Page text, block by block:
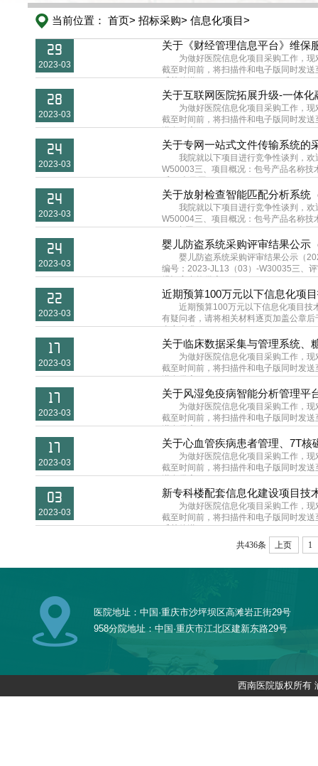
当前位置： 首页> 招标采购> 信息化项目>
29
2023-03
关于《财经管理信息平台》维保
为做好医院信息化项目采购工作，
截至时间前，将扫描件和电子版同时发
斥其他潜...
28
2023-03
关于互联网医院拓展升级-一体
为做好医院信息化项目采购工作，
截至时间前，将扫描件和电子版同时发
潜在供应...
24
2023-03
关于专网一站式文件传输系统的
我院就以下项目进行竞争性谈判，
W50003三、项目概况：包号产品名称
后30个日历...
24
2023-03
关于放射检查智能匹配分析系统
我院就以下项目进行竞争性谈判，
W50004三、项目概况：包号产品名称
110合同...
24
2023-03
婴儿防盗系统采购评审结果公示
婴儿防盗系统采购评审结果公示（
编号：2023-JL13（03）-W30035三、
经评审合格供应...
22
2023-03
近期预算100万元以下信息化项
近期预算100万元以下信息化项目技
有疑问者，请将相关材料逐页加盖公章
当实事求...
17
2023-03
关于临床数据采集与管理系统、
为做好医院信息化项目采购工作，
截至时间前，将扫描件和电子版同时发
潜在供应...
17
2023-03
关于风湿免疫病智能分析管理平
为做好医院信息化项目采购工作，
截至时间前，将扫描件和电子版同时发
潜在供应...
17
2023-03
关于心血管疾病患者管理、7T
为做好医院信息化项目采购工作，
截至时间前，将扫描件和电子版同时发
潜在供应...
03
2023-03
新专科楼配套信息化建设项目技
为做好医院信息化项目采购工作，
截至时间前，将扫描件和电子版同时发
斥其他潜...
共436条
上页 1
医院地址：中国·重庆市沙坪坝区高滩岩正街29号
958分院地址：中国·重庆市江北区建新东路29号
西南医院版权所有